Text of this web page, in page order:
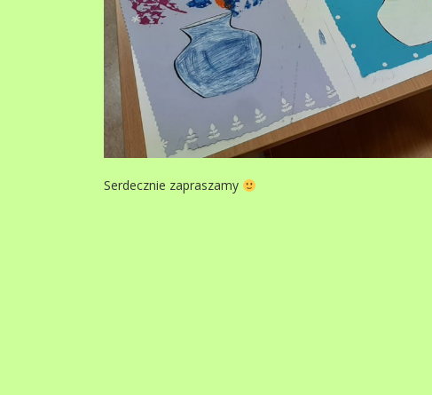
Serdecznie zapraszamy